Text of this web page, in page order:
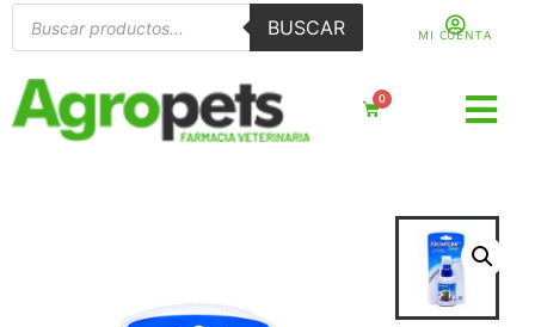
BUSCAR MI CUENTA
0